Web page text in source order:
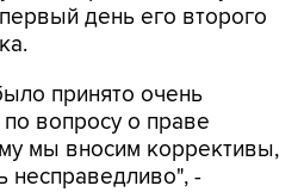
день его второго
принято очень
вопросу о праве
мы вносим коррективы,
несправедливо", -